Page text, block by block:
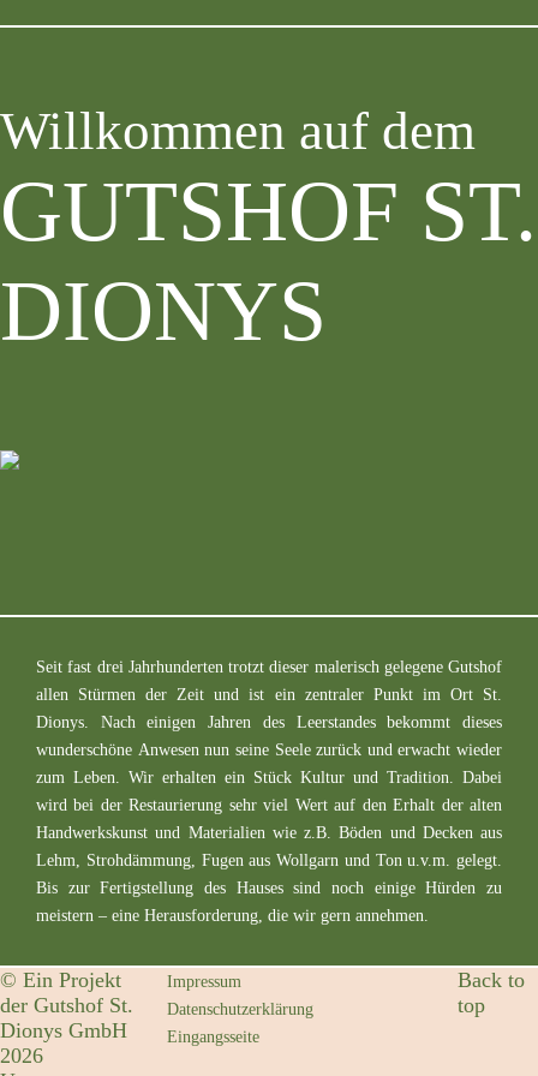
Willkommen auf dem
GUTSHOF ST.
DIONYS
Seit fast drei Jahrhunderten trotzt dieser malerisch gelegene Gutshof
allen Stürmen der Zeit und ist ein zentraler Punkt im Ort St.
Dionys. Nach einigen Jahren des Leerstandes bekommt dieses
wunderschöne Anwesen nun seine Seele zurück und erwacht wieder
zum Leben. Wir erhalten ein Stück Kultur und Tradition. Dabei
wird bei der Restaurierung sehr viel Wert auf den Erhalt der alten
Handwerkskunst und Materialien wie z.B. Böden und Decken aus
Lehm, Strohdämmung, Fugen aus Wollgarn und Ton u.v.m. gelegt.
Bis zur Fertigstellung des Hauses sind noch einige Hürden zu
meistern – eine Herausforderung, die wir gern annehmen.
© Ein Projekt
der Gutshof St.
Dionys GmbH
2026
Impressum
Datenschutzerklärung
Eingangsseite
Back to
top